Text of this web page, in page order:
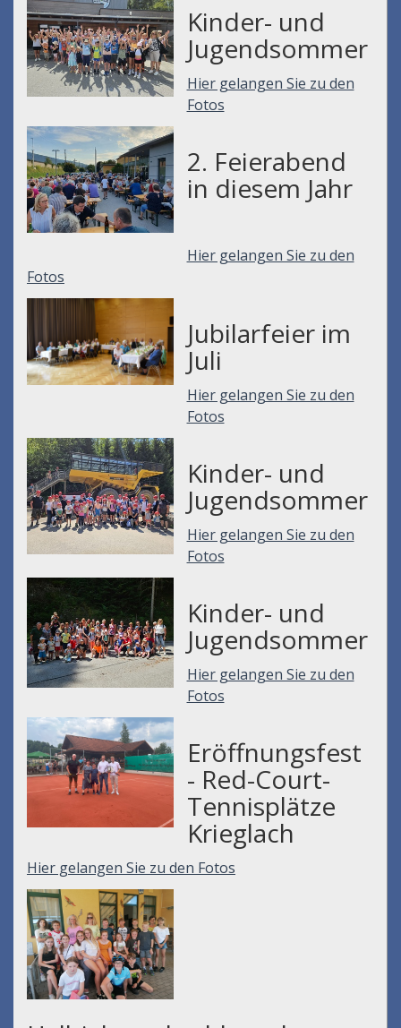
Kinder- und
Jugendsommer
Hier gelangen Sie zu den
Fotos
2. Feierabend
in diesem Jahr
Hier gelangen Sie zu den
Fotos
Jubilarfeier im
Juli
Hier gelangen Sie zu den
Fotos
Kinder- und
Jugendsommer
Hier gelangen Sie zu den
Fotos
Kinder- und
Jugendsommer
Hier gelangen Sie zu den
Fotos
Eröffnungsfest
- Red-Court-
Tennisplätze
Krieglach
Hier gelangen Sie zu den Fotos